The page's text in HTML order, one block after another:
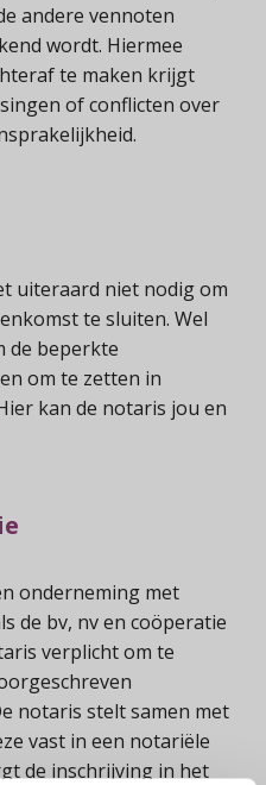
andere vennoten
wordt. Hiermee
te maken krijgt
of conflicten over
uiteraard niet nodig om
te sluiten. Wel
de beperkte
om te zetten in
kan de notaris jou en
onderneming met
de bv, nv en coöperatie
verplicht om te
notaris stelt samen met
vast in een notariële
de inschrijving in het